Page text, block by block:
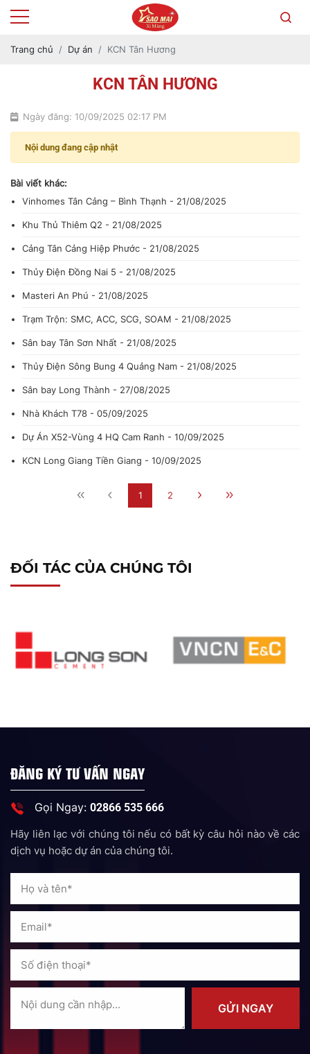
Trang chủ Dự án KCN Tân Hương
KCN TÂN HƯƠNG
Ngày đăng: 10/09/2025 02:17 PM
Nội dung đang cập nhật
Bài viết khác:
Vinhomes Tân Cảng – Bình Thạnh - 21/08/2025
Khu Thủ Thiêm Q2 - 21/08/2025
Cảng Tân Cảng Hiệp Phước - 21/08/2025
Thủy Điện Đồng Nai 5 - 21/08/2025
Masteri An Phú - 21/08/2025
Trạm Trộn: SMC, ACC, SCG, SOAM - 21/08/2025
Sân bay Tân Sơn Nhất - 21/08/2025
Thủy Điện Sông Bung 4 Quảng Nam - 21/08/2025
Sân bay Long Thành - 27/08/2025
Nhà Khách T78 - 05/09/2025
Dự Án X52-Vùng 4 HQ Cam Ranh - 10/09/2025
KCN Long Giang Tiền Giang - 10/09/2025
1 2
ĐỐI TÁC CỦA CHÚNG TÔI
ĐĂNG KÝ TƯ VẤN NGAY
Gọi Ngay: 02866 535 666
Hãy liên lạc với chúng tôi nếu có bất kỳ câu hỏi nào về các
dịch vụ hoặc dự án của chúng tôi.
GỬI NGAY